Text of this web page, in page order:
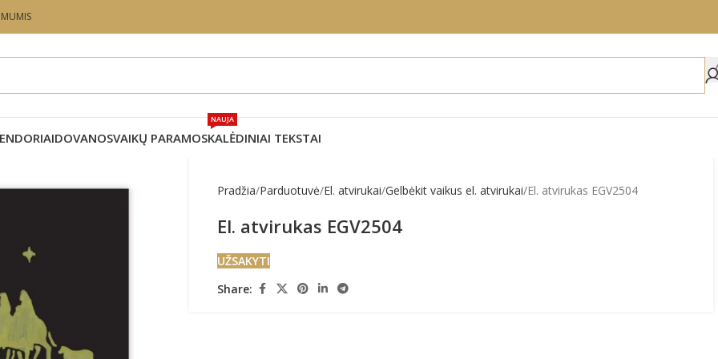
MUMIS
DOVANOSVAIKŲ PARAMOSKALĖDINIAI TEKSTAI
NAUJA
Pradžia Parduotuvė El. atvirukai Gelbėkit vaikus el. atvirukai El. atvirukas EGV2504
El. atvirukas EGV2504
UŽSAKYTI
Share: